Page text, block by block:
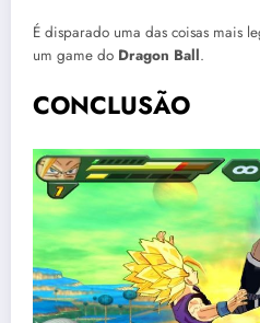
É disparado uma das coisas mais
um game do Dragon Ball.
CONCLUSÃO